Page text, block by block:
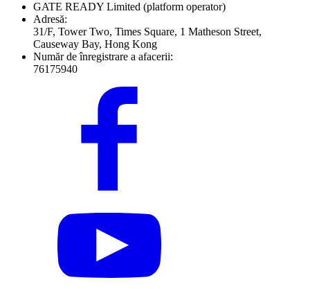
GATE READY Limited (platform operator)
Adresă:
31/F, Tower Two, Times Square, 1 Matheson Street,
Causeway Bay, Hong Kong
Număr de înregistrare a afacerii:
76175940